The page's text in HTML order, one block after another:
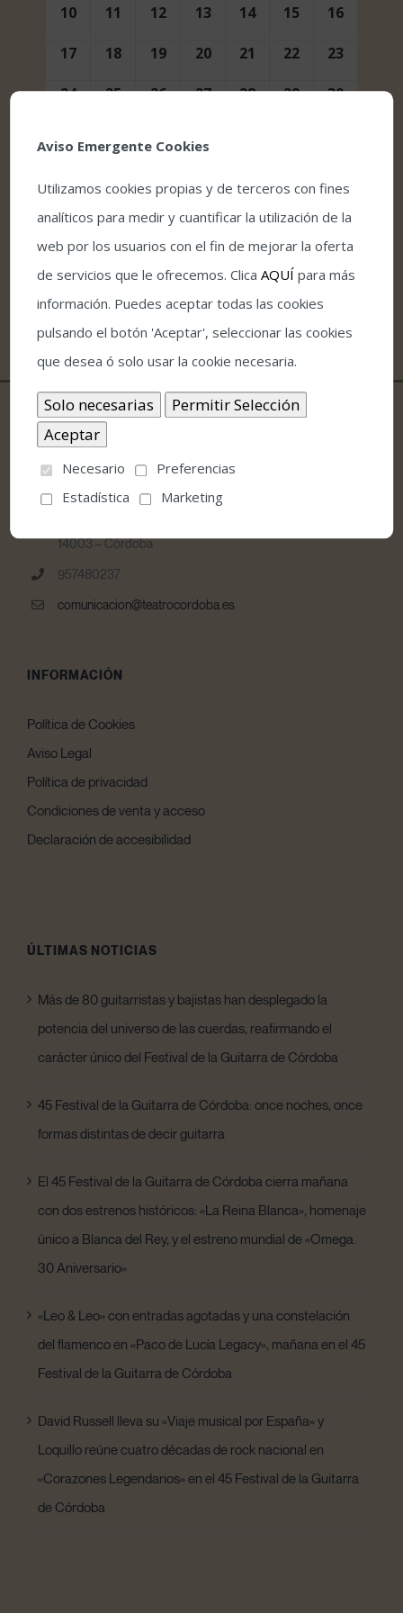
10 11 12 13 14 15 16
17 18 19 20 21 22 23
24 25 26 27 28 29 30
CONTACTO
14003 – Córdoba
957480237
comunicacion@teatrocordoba.es
INFORMACIÓN
Política de Cookies
Aviso Legal
Política de privacidad
Condiciones de venta y acceso
Declaración de accesibilidad
ÚLTIMAS NOTICIAS
Más de 80 guitarristas y bajistas han desplegado la
potencia del universo de las cuerdas, reafirmando el
carácter único del Festival de la Guitarra de Córdoba
45 Festival de la Guitarra de Córdoba: once noches, once
formas distintas de decir guitarra
El 45 Festival de la Guitarra de Córdoba cierra mañana
con dos estrenos históricos: «La Reina Blanca», homenaje
único a Blanca del Rey, y el estreno mundial de «Omega.
30 Aniversario»
«Leo & Leo» con entradas agotadas y una constelación
del flamenco en «Paco de Lucía Legacy», mañana en el 45
Festival de la Guitarra de Córdoba
David Russell lleva su «Viaje musical por España» y
Loquillo reúne cuatro décadas de rock nacional en
«Corazones Legendarios» en el 45 Festival de la Guitarra
de Córdoba
Aviso Emergente Cookies
Utilizamos cookies propias y de terceros con fines
analíticos para medir y cuantificar la utilización de la
web por los usuarios con el fin de mejorar la oferta
de servicios que le ofrecemos. ClicaAQUÍ para más
información. Puedes aceptar todas las cookies
pulsando el botón 'Aceptar', seleccionar las cookies
que desea ó solo usar la cookie necesaria.
Necesario
Preferencias
Estadística
Marketing